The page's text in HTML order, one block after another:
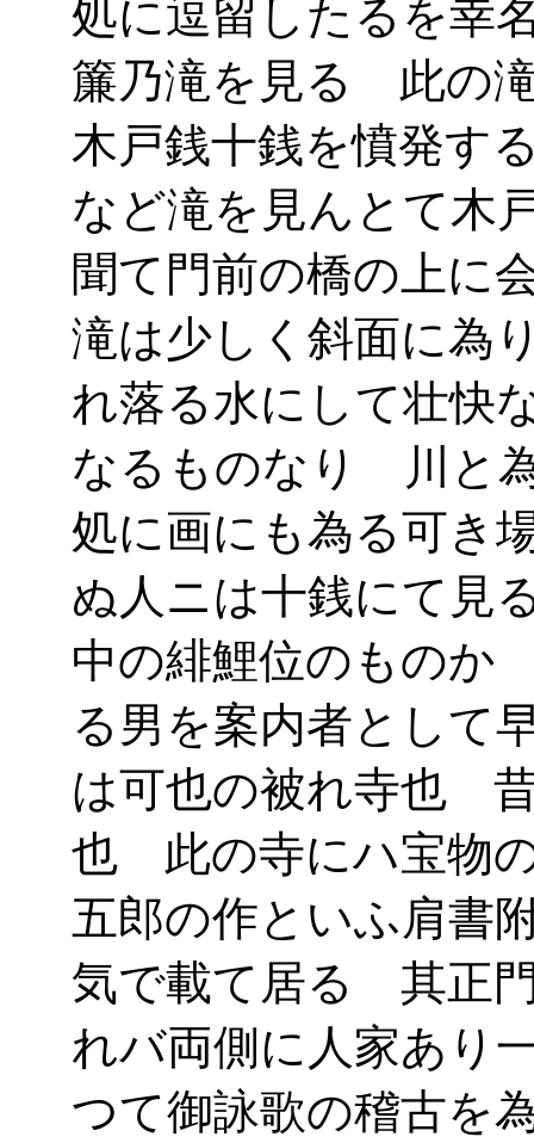
処に逗留したるを幸
簾乃滝を見る 此の
木戸銭十銭を憤発す
など滝を見んとて木
聞て門前の橋の上に
滝は少しく斜面に為
れ落る水にして壮快
なるものなり 川と
処に画にも為る可き
ぬ人ニは十銭にて見
中の緋鯉位のものか
る男を案内者として
は可也の被れ寺也
也 此の寺にハ宝物
五郎の作といふ肩書
気で載て居る 其正
れバ両側に人家あり
つて御詠歌の稽古を